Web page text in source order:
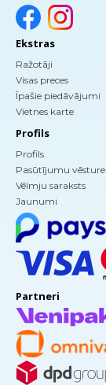
Ekstras
Ražotāji
Visas preces
Īpašie piedāvājumi
Vietnes karte
Profils
Profils
Pasūtījumu vēsture
Vēlmju saraksts
Jaunumi
Partneri